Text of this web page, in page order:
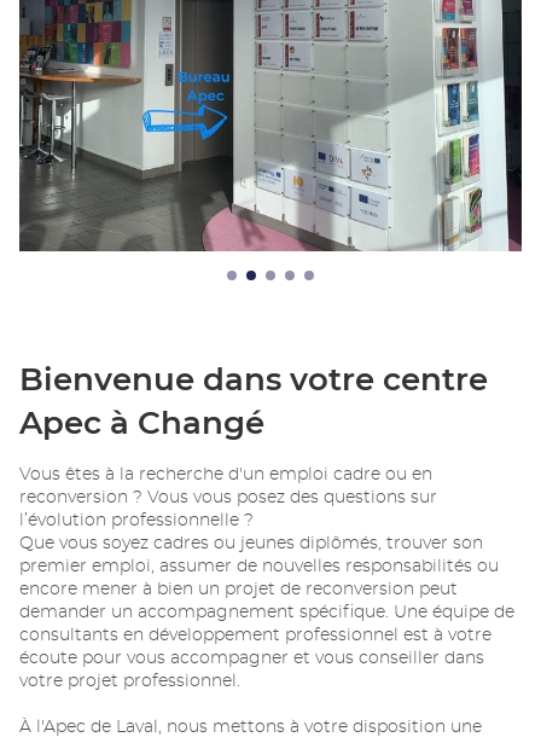
Bienvenue dans votre centre
Apec à Changé
Vous êtes à la recherche d'un emploi cadre ou en
reconversion ? Vous vous posez des questions sur
l’évolution professionnelle ?
Que vous soyez cadres ou jeunes diplômés, trouver son
premier emploi, assumer de nouvelles responsabilités ou
encore mener à bien un projet de reconversion peut
demander un accompagnement spécifique. Une équipe de
consultants en développement professionnel est à votre
écoute pour vous accompagner et vous conseiller dans
votre projet professionnel.
À l'Apec de Laval, nous mettons à votre disposition une